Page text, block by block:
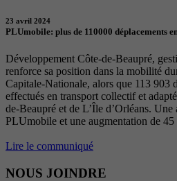
23 avril 2024
PLUmobile: plus de 110000 déplacements
Développement Côte-de-Beaupré,
renforce sa position dans la mobilité
Capitale-Nationale, alors que 113 903
effectués en transport collectif et
de-Beaupré et de L’Île d’Orléans. Une
PLUmobile et une augmentation de
Lire le communiqué
NOUS JOINDRE